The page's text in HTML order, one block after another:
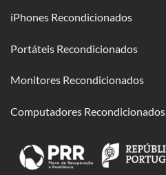
iPhones Recondicionados
Portáteis Recondicionados
Monitores Recondicionados
Computadores Recondicionados